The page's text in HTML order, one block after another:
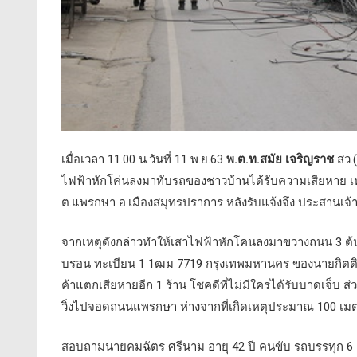
เมื่อเวลา 11.00 น.วันที่ 11 พ.ย.63 พ.ต.ท.สมัย เจริญราชสว
ไฟฟ้าหักโค่นลงมาทับรถของชาวบ้านได้รับความเสียหาย
ต.แพรกษา อ.เมืองสมุทรปราการ หลังรับแจ้งจึง ประสานเ
จากเหตุดังกล่าวทำให้เสาไฟฟ้าหักโคนลงมาขวางถนน
บรอน ทะเบียน 1 1ฒม 7719 กรุงเทพมหานคร ของนายกิ
ค้าแตกเสียหายอีก 1 ร้าน โชคดีที่ไม่มีใครได้รับบาดเจ็บ ส่
วิ่งไปจอดถนนแพรกษา ห่างจากที่เกิดเหตุประมาณ 100 เม
สอบถามนายคมฉัตร ศรีนาม อายุ 42 ปี คนขับ รถบรรทุก